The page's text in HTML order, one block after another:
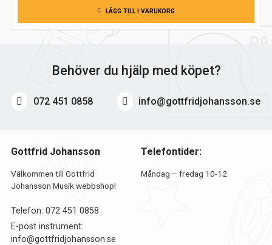
LÄGG TILL I VARUKORG
Behöver du hjälp med köpet?
072 451 0858 info@gottfridjohansson.se
Gottfrid Johansson
Välkommen till Gottfrid
Johansson Musik webbshop!
Telefon: 072 451 0858
E-post instrument:
info@gottfridjohansson.se
Telefontider:
Måndag – fredag 10-12